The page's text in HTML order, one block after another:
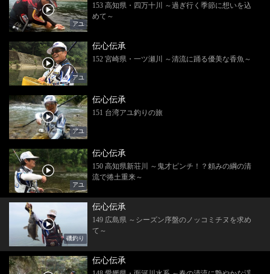
アユ
153 高知県・四万十川 ～過ぎ行く季節に想いを込
めて～
アユ
伝心伝承
152 宮崎県・一ツ瀬川 ～清流に踊る優美な香魚～
アユ
伝心伝承
151 台湾アユ釣りの旅
アユ
伝心伝承
150 高知県新荘川 ～鬼才ピンチ！？頼みの綱の清
流で捲土重来～
磯釣り
伝心伝承
149 広島県 ～シーズン序盤のノッコミチヌを求め
て～
伝心伝承